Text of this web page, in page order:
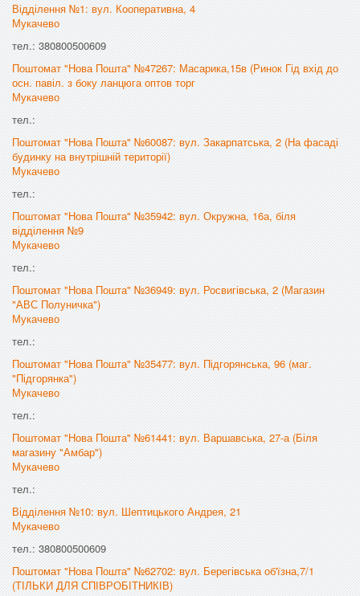
Відділення №1: вул. Кооперативна, 4
Мукачево
тел.: 380800500609
Поштомат "Нова Пошта" №47267: Масарика,15в (Ринок Гід вхід до
осн. павіл. з боку ланцюга оптов торг
Мукачево
тел.:
Поштомат "Нова Пошта" №60087: вул. Закарпатська, 2 (На фасаді
будинку на внутрішній території)
Мукачево
тел.:
Поштомат "Нова Пошта" №35942: вул. Окружна, 16а, біля
відділення №9
Мукачево
тел.:
Поштомат "Нова Пошта" №36949: вул. Росвигівська, 2 (Магазин
"АВС Полуничка")
Мукачево
тел.:
Поштомат "Нова Пошта" №35477: вул. Підгорянська, 96 (маг.
"Підгорянка")
Мукачево
тел.:
Поштомат "Нова Пошта" №61441: вул. Варшавська, 27-а (Біля
магазину "Амбар")
Мукачево
тел.:
Відділення №10: вул. Шептицького Андрея, 21
Мукачево
тел.: 380800500609
Поштомат "Нова Пошта" №62702: вул. Берегівська об'їзна,7/1
(ТІЛЬКИ ДЛЯ СПІВРОБІТНИКІВ)